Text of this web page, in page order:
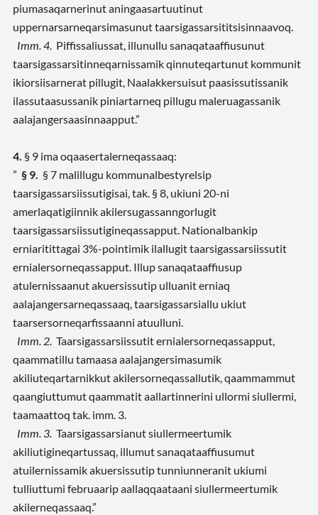
piumasaqarnerinut aningaasartuutinut
uppernarsarneqarsimasunut taarsigassarsititsisinnaavoq.
Imm . 4. Piffissaliussat, illunullu sanaqataaffiusunut
taarsigassarsitinneqarnissamik qinnuteqartunut kommunit
ikiorsiisarnerat pillugit, Naalakkersuisut paasissutissanik
ilassutaasussanik piniartarneq pillugu maleruagassanik
aalajangersaasinnaapput.”
4. § 9 imaoqaasertalerneqassaaq:
” § 9. § 7 malillugu kommunalbestyrelsip
taarsigassarsiissutigisai, tak. § 8, ukiuni 20-ni
amerlaqatigiinnik akilersugassanngorlugit
taarsigassarsiissutigineqassapput. Nationalbankip
erniaritittagai 3%-pointimik ilallugit taarsigassarsiissutit
ernialersorneqassapput. Illup sanaqataaffiusup
atulernissaanut akuersissutip ulluanit erniaq
aalajangersarneqassaaq, taarsigassarsiallu ukiut
taarsersorneqarfissaanni atuulluni
Imm. 2. Taarsigassarsiissutit ernialersorneqassapput,
qaammatillu tamaasa aalajangersimasumik
akiliuteqartarnikkut akilersorneqassallutik, qaammammut
qaangiuttumut qaammatit aallartinnerini ullormi siullermi,
taamaattoq tak. imm. 3.
Imm. 3. Taarsigassarsianut siullermeertumik
akiliutigineqartussaq, illumut sanaqataaffiusumut
atuilernissamik akuersissutip tunniunneranit ukiumi
tulliuttumi februaarip aallaqqaataani siullermeertumik
akilerneqassaaq.”